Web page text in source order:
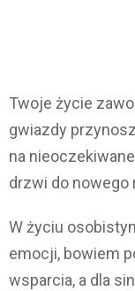
Twoje życie
gwiazdy
na
drzwi do nowego
W życiu
emocji, bowiem
wsparcia, a dla